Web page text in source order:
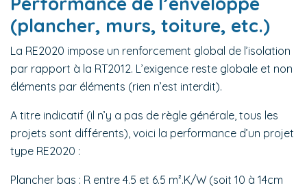
(plancher, murs, toiture, etc.)
La RE2020 impose un renforcement global de l’isolation
par rapport à la RT2012. L’exigence reste globale et non
éléments par éléments (rien n’est interdit).
A titre indicatif (il n’y a pas de règle générale, tous les
projets sont différents), voici la performance d’un projet
type RE2020 :
Plancher bas : R entre 4.5 et 6.5 m².K/W (soit 10 à 14cm